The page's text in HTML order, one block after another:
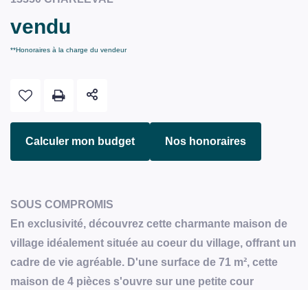
vendu
**Honoraires à la charge du vendeur
Calculer mon budget Nos honoraires
SOUS COMPROMIS
En exclusivité, découvrez cette charmante maison de
village idéalement située au coeur du village, offrant un
cadre de vie agréable. D'une surface de 71 m², cette
maison de 4 pièces s'ouvre sur une petite cour